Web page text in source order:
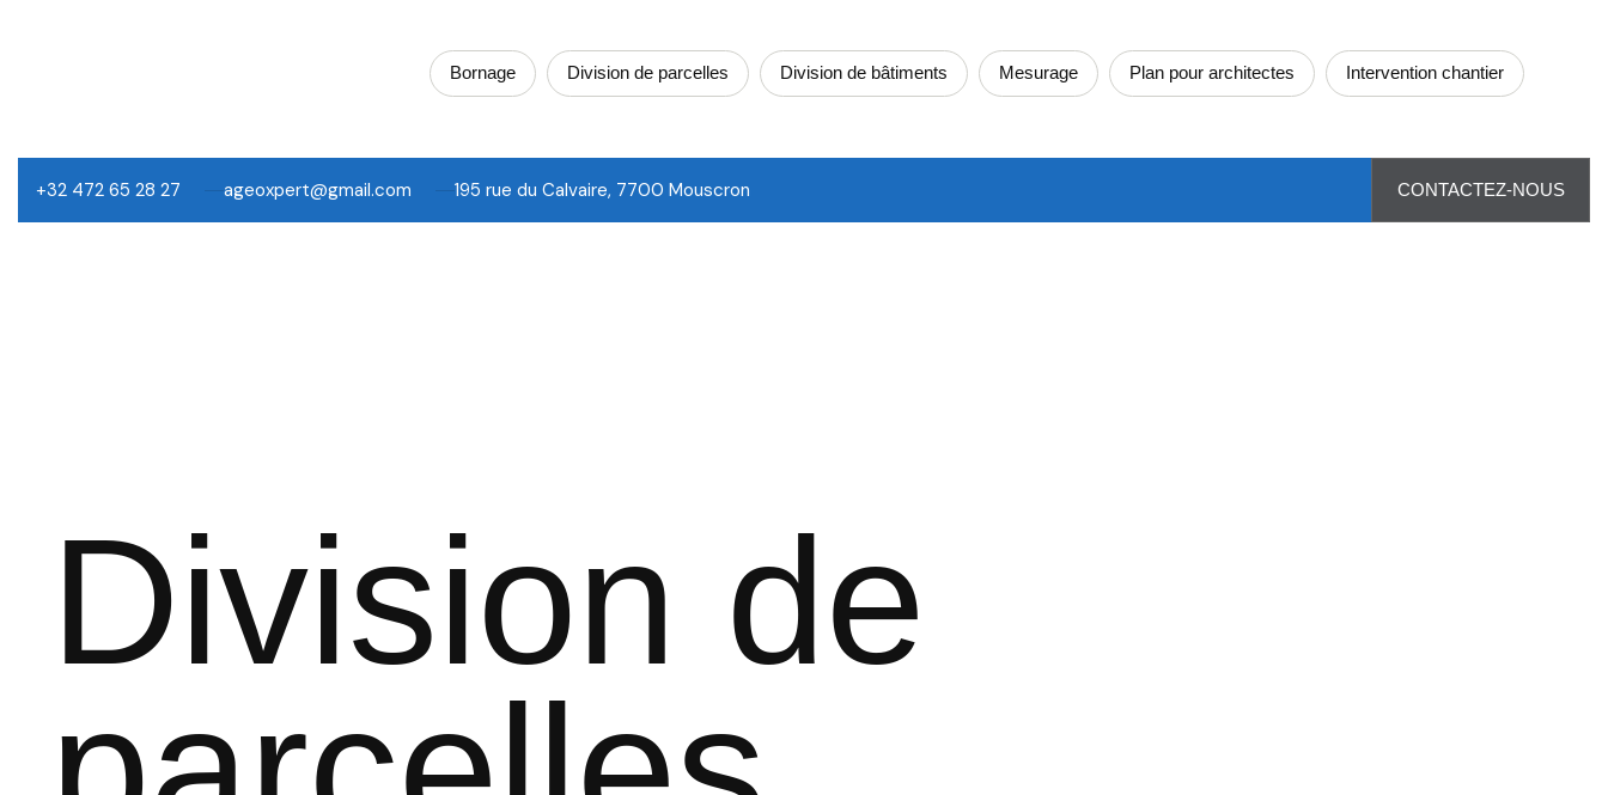
Bornage Division de parcelles Division de bâtiments Mesurage Plan pour architectes Intervention chantier
+32 472 65 28 27 ageoxpert@gmail.com 195 rue du Calvaire, 7700 Mouscron
Division de